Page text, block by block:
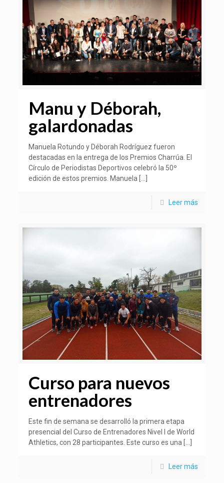
Manu y Déborah,
galardonadas
Manuela Rotundo y Déborah Rodríguez fueron
destacadas en la entrega de los Premios Charrúa. El
Círculo de Periodistas Deportivos celebró la 50º
edición de estos premios. Manuela
Leer más
Curso para nuevos
entrenadores
Este fin de semana se desarrolló la primera etapa
presencial del Curso de Entrenadores Nivel I de World
Athletics, con 28 participantes. Este curso es una
Leer más